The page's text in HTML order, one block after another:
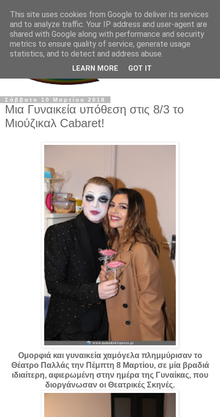
Σάββατο 10 Μαρτίου 2018
Μια Γυναικεία υπόθεση στις 8/3 το
Μιούζικαλ Cabaret!
Ομορφιά και γυναικεία χαμόγελα πλημμύρισαν το
Θέατρο Παλλάς την Πέμπτη 8 Μαρτίου, σε μία βραδιά
ιδιαίτερη, αφιερωμένη στην ημέρα της Γυναίκας, που
διοργάνωσαν οι Θεατρικές Σκηνές.
This site uses cookies from Google to deliver its services
and to analyze traffic. Your IP address and user-agent are
shared with Google along with performance and security
metrics to ensure quality of service, generate usage
statistics, and to detect and address abuse.
LEARN MORE GOT IT